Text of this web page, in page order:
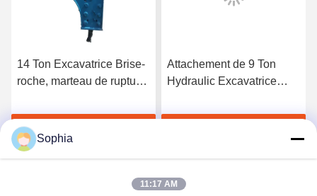
14 Ton Excavatrice Brise-
roche, marteau de rupture
PC130
Obtenez le meilleur prix
Attachement de 9 Ton
Hydraulic Excavatrice
EX60 PC308
Sophia
11:17 AM